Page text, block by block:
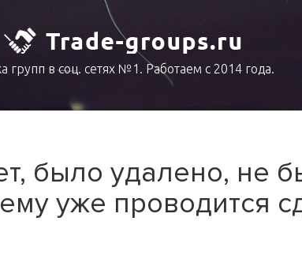
групп в соц. сетях №1. Работаем с 2014 года.
было удалено, не
уже проводится